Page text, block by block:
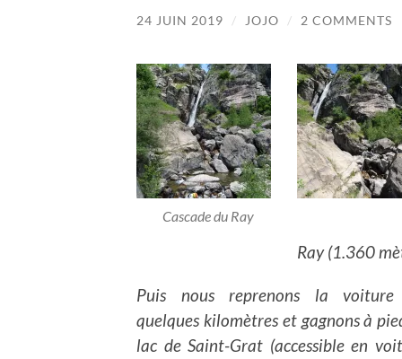
24 JUIN 2019 / JOJO / 2 COMMENTS
Cascade du Ray
Ray (1.360
Puis nous reprenons la
quelques kilomètres et gagnons à
lac de Saint-Grat (accessible en